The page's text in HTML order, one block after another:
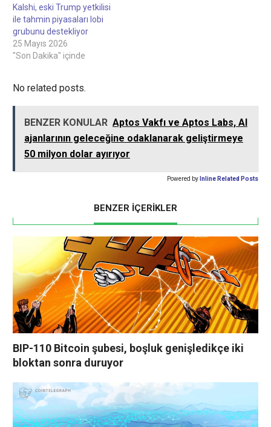
Kalshi, eski Trump yetkilisi
ile tahmin piyasaları lobi
grubunu destekliyor
25 Mayıs 2026
"Son Dakika" içinde
No related posts.
BENZER KONULAR Aptos Vakfı ve Aptos Labs, AI
ajanlarının geleceğine odaklanarak geliştirmeye
50 milyon dolar ayırıyor
Powered by Inline Related Posts
BENZER İÇERİKLER
BIP-110 Bitcoin şubesi, boşluk genişledikçe iki
bloktan sonra duruyor